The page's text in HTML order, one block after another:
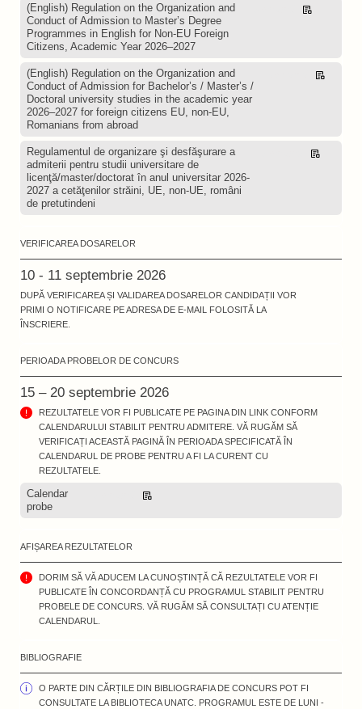
(English) Regulation on the Organization and
Conduct of Admission to Master’s Degree
Programmes in English for Non-EU Foreign
Citizens, Academic Year 2026–2027
(English) Regulation on the Organization and
Conduct of Admission for Bachelor’s / Master’s /
Doctoral university studies in the academic year
2026–2027 for foreign citizens EU, non-EU,
Romanians from abroad
Regulamentul de organizare şi desfăşurare a
admiterii pentru studii universitare de
licenţă/master/doctorat în anul universitar 2026-
2027 a cetăţenilor străini, UE, non-UE, români
de pretutindeni
VERIFICAREA DOSARELOR
10 - 11 septembrie 2026
DUPĂ VERIFICAREA ȘI VALIDAREA DOSARELOR CANDIDAȚII VOR
PRIMI O NOTIFICARE PE ADRESA DE E-MAIL FOLOSITĂ LA
ÎNSCRIERE.
PERIOADA PROBELOR DE CONCURS
15 – 20 septembrie 2026
REZULTATELE VOR FI PUBLICATE PE PAGINA DIN LINK CONFORM
CALENDARULUI STABILIT PENTRU ADMITERE. VĂ RUGĂM SĂ
VERIFICAȚI ACEASTĂ PAGINĂ ÎN PERIOADA SPECIFICATĂ ÎN
CALENDARUL DE PROBE PENTRU A FI LA CURENT CU
REZULTATELE.
Calendar
probe
AFIȘAREA REZULTATELOR
DORIM SĂ VĂ ADUCEM LA CUNOȘTINȚĂ CĂ REZULTATELE VOR FI
PUBLICATE ÎN CONCORDANȚĂ CU PROGRAMUL STABILIT PENTRU
PROBELE DE CONCURS. VĂ RUGĂM SĂ CONSULTAȚI CU ATENȚIE
CALENDARUL.
BIBLIOGRAFIE
O PARTE DIN CĂRȚILE DIN BIBLIOGRAFIA DE CONCURS POT FI
CONSULTATE LA BIBLIOTECA UNATC. PROGRAMUL ESTE DE LUNI -